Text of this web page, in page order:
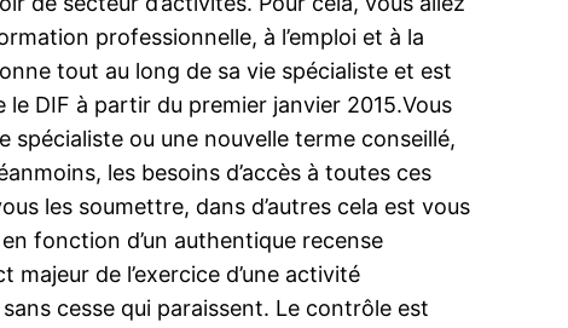
professionnelle, à l’emploi et à la
tout au long de sa vie spécialiste et est
DIF à partir du premier janvier 2015.Vous
spécialiste ou une nouvelle terme conseillé,
les besoins d’accès à toutes ces
les soumettre, dans d’autres cela est vous
fonction d’un authentique recense
de l’exercice d’une activité
cesse qui paraissent. Le contrôle est